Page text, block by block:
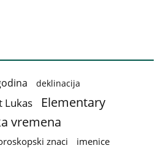
deklinacija
Lukas Elementary
vremena
znaci imenice